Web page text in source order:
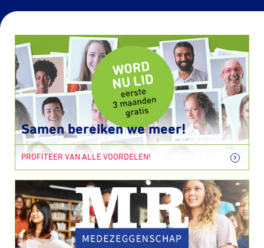
Samen bereiken we meer!
PROFITEER VAN ALLE VOORDELEN!